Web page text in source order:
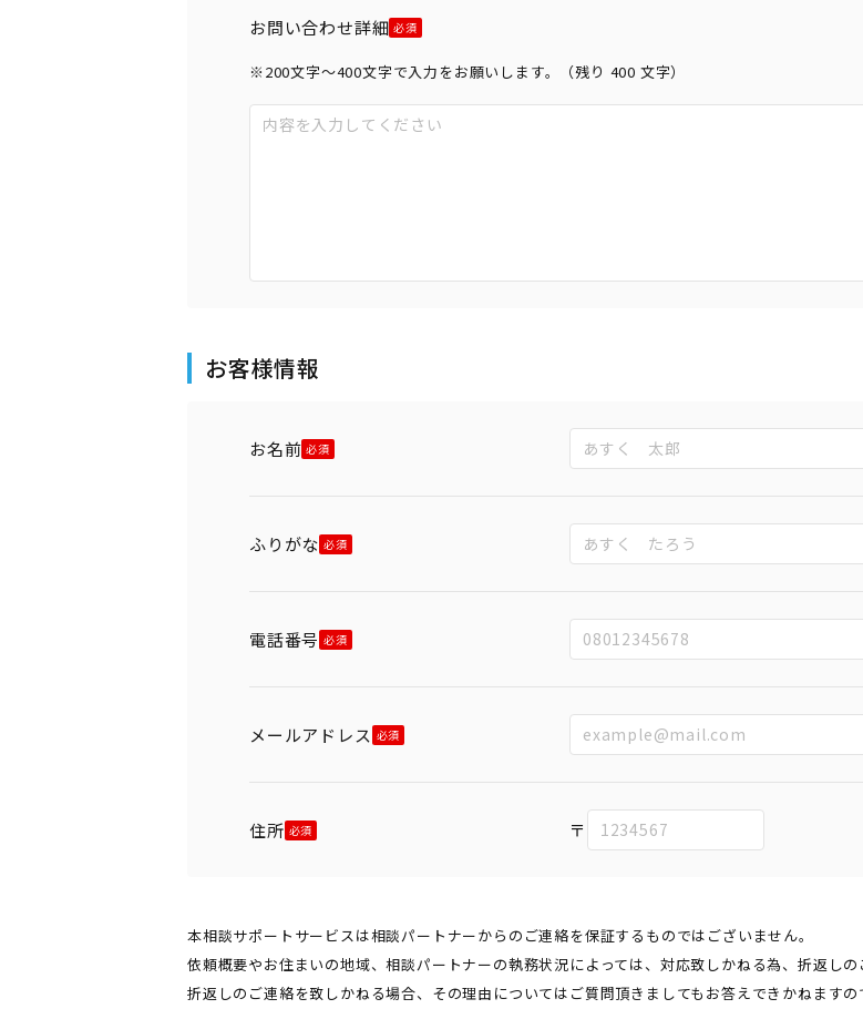
お問い合わせ詳細
※200文字〜400文字で入力をお願いします。（残り 400 文字）
お客様情報
お名前
ふりがな
電話番号
メールアドレス
住所 〒
本相談サポートサービスは相談パートナーからのご連絡を保証するものではございません。
依頼概要やお住まいの地域、相談パートナーの執務状況によっては、対応致しかねる為、折返しの
折返しのご連絡を致しかねる場合、その理由についてはご質問頂きましてもお答えできかねます